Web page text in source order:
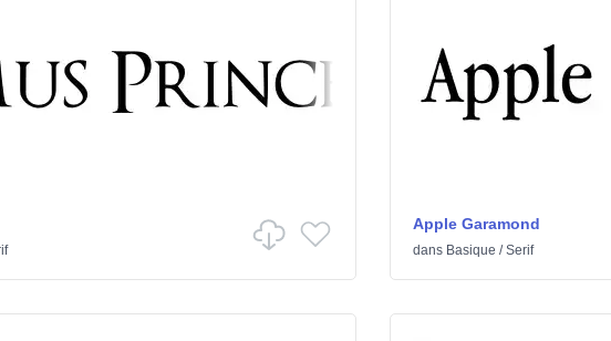
Apple Garamond
dans Basique /Serif